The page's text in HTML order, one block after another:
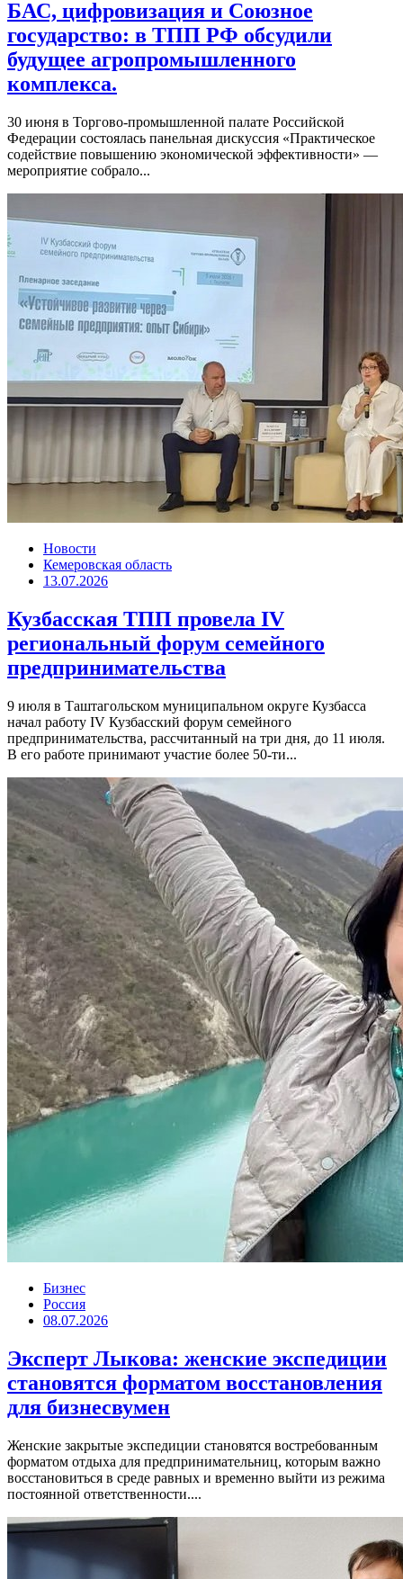
БАС, цифровизация и Союзное
государство: в ТПП РФ обсудили
будущее агропромышленного
комплекса.
30 июня в Торгово-промышленной палате Российской
Федерации состоялась панельная дискуссия «Практическое
содействие повышению экономической эффективности» —
мероприятие собрало...
Новости
Кемеровская область
13.07.2026
Кузбасская ТПП провела IV
региональный форум семейного
предпринимательства
9 июля в Таштагольском муниципальном округе Кузбасса
начал работу IV Кузбасский форум семейного
предпринимательства, рассчитанный на три дня, до 11 июля.
В его работе принимают участие более 50-ти...
Бизнес
Россия
08.07.2026
Эксперт Лыкова: женские экспедиции
становятся форматом восстановления
для бизнесвумен
Женские закрытые экспедиции становятся востребованным
форматом отдыха для предпринимательниц, которым важно
восстановиться в среде равных и временно выйти из режима
постоянной ответственности....